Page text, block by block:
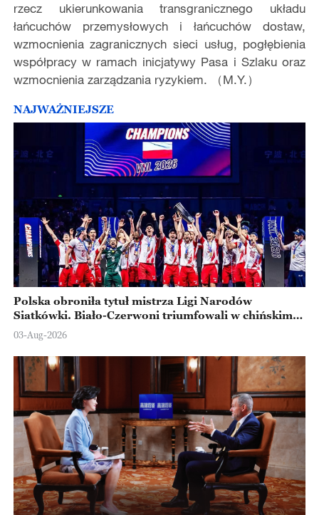
rzecz ukierunkowania transgranicznego układu
łańcuchów przemysłowych i łańcuchów dostaw,
wzmocnienia zagranicznych sieci usług, pogłębienia
współpracy w ramach inicjatywy Pasa i Szlaku oraz
wzmocnienia zarządzania ryzykiem. （M.Y.）
NAJWAŻNIEJSZE
Polska obroniła tytuł mistrza Ligi Narodów
Siatkówki. Biało-Czerwoni triumfowali w chińskim
Ningbo
03-Aug-2026